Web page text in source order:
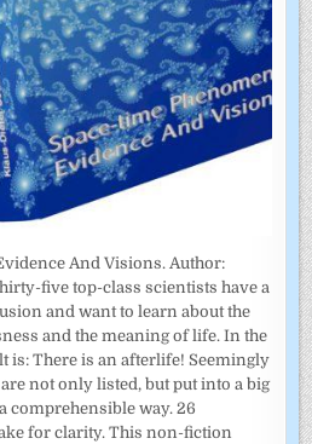
And Visions. Author:
five top-class scientists have a
and want to learn about the
and the meaning of life. In the
is: There is an afterlife! Seemingly
not only listed, but put into a big
comprehensible way. 26
for clarity. This non-fiction